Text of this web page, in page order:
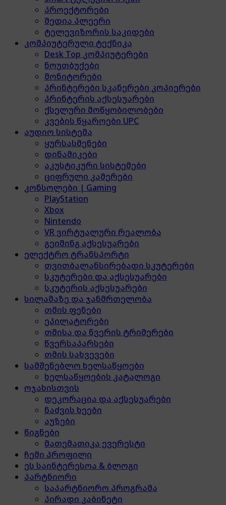
პროექტორები
მედია პლეერი
ტელევიზორის საკიდები
კომპიუტერული ტექნიკა
Desk Top კომპიუტერები
ნოუთბუქები
მონიტორები
პრინტერები სკანერები კოპიერები
პრინტერის აქსესუარები
ქსელური მოწყობილობები
კვების წყაროები UPC
აუდიო სისტემა
ყურსასმენები
დინამიკები
აკუსტიკური სისტემები
ციფრული კამერები
კონსოლები | Gaming
PlayStation
Xbox
Nintendo
VR ვირტუალური რეალობა
გეიმინგ აქსესუარები
ელექტრო ტრანსპორტი
თვითბალანსირებადი სკუტერები
სკუტერები და აქსესუარები
სკუტერის აქსესუარები
სილამაზე და ჯანმრთელობა
თმის ფენები
ეპილატორები
თმისა და წვერის ტრიმერები
წვერსაპარსები
თმის სახვევები
სამშენებლო ხელსაწყოები
ხელსაწყოების კატალოგი
ოჯახისთვის
დეკორაცია და აქსესუარები
ნაძვის ხეები
აუზები
წიგნები
მათემათიკა ევერესტი
ჩემი პროფილი
ეს საინტერესოა & ბლოგი
პარტნიორი
საპარტნიორო პროგრამა
პირადი კაბინეტი